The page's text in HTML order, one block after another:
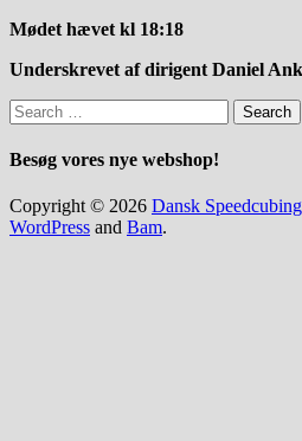
Mødet hævet kl 18:18
Underskrevet af dirigent Daniel
Search
for:
Besøg vores nye webshop!
Copyright © 2026 Dansk
WordPress and Bam.